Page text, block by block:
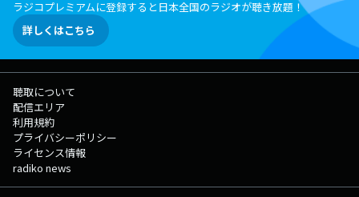
ラジコプレミアムに登録すると日本全国のラジオが聴き放題！
詳しくはこちら
聴取について
配信エリア
利用規約
プライバシーポリシー
ライセンス情報
radiko news